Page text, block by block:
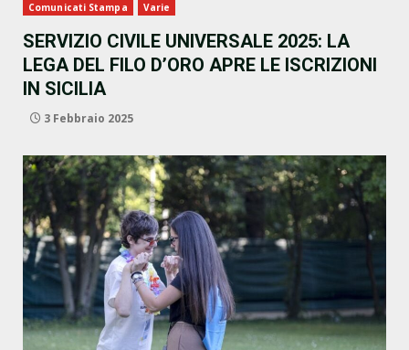
Comunicati Stampa Varie
SERVIZIO CIVILE UNIVERSALE 2025: LA
LEGA DEL FILO D’ORO APRE LE ISCRIZIONI
IN SICILIA
3 Febbraio 2025